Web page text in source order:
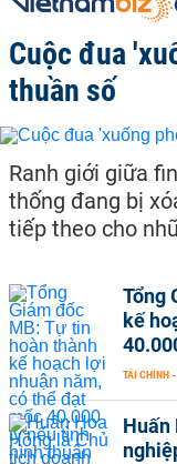
Cuộc đua
thuần số
Ranh giới giữa
thống đang bị
tiếp theo cho
Tổng
kế
TÀI CHÍNH -
Huấn